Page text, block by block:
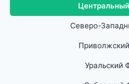
Северо-
Уральский